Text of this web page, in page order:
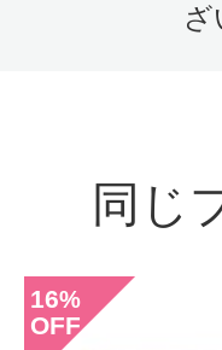
ざ
同じ
16%
OFF